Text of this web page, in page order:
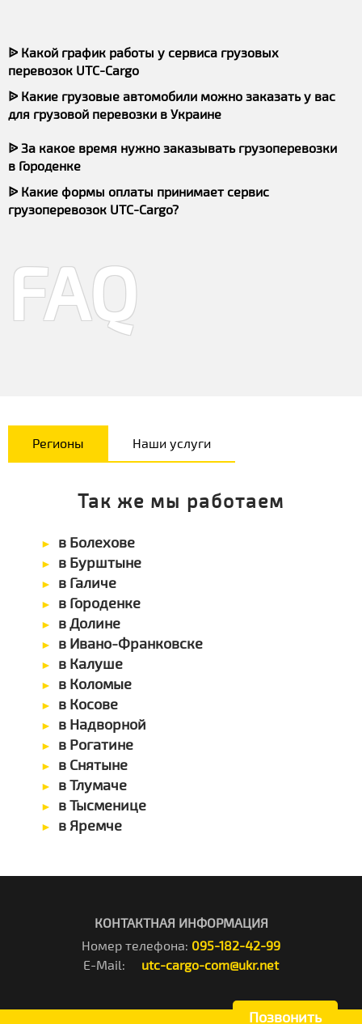
ᐉ Какой график работы у сервиса грузовых
перевозок UTC-Cargo
ᐉ Какие грузовые автомобили можно заказать у вас
для грузовой перевозки в Украине
ᐉ За какое время нужно заказывать грузоперевозки
в Городенке
ᐉ Какие формы оплаты принимает сервис
грузоперевозок UTC-Cargo?
FAQ
Регионы Наши услуги
Так же мы работаем
в Болехове
в Бурштыне
в Галиче
в Городенке
в Долине
в Ивано-Франковске
в Калуше
в Коломые
в Косове
в Надворной
в Рогатине
в Снятыне
в Тлумаче
в Тысменице
в Яремче
КОНТАКТНАЯ ИНФОРМАЦИЯ
Номер телефона: 095-182-42-99
E-Mail: utc-cargo-com@ukr.net
Позвонить